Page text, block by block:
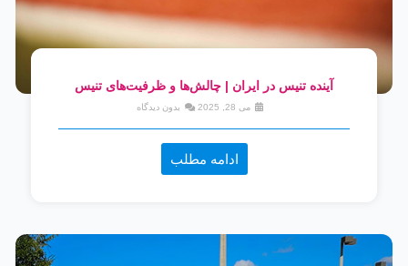
آینده تنیس در ایران | چالش‌ها و ظرفیت‌های تنیس
می 28, 2025 بدون دیدگاه
ادامه مطلب